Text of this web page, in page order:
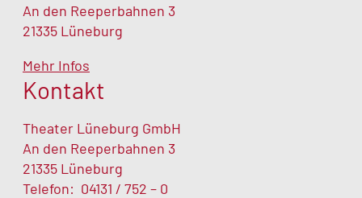
An den Reeperbahnen 3
21335 Lüneburg
Mehr Infos
Kontakt
Theater Lüneburg GmbH
An den Reeperbahnen 3
21335 Lüneburg
Telefon: 04131 / 752 – 0